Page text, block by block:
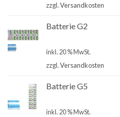
zzgl.Versandkosten
Batterie G2
inkl. 20 % MwSt.
zzgl.Versandkosten
Batterie G5
inkl. 20 % MwSt.